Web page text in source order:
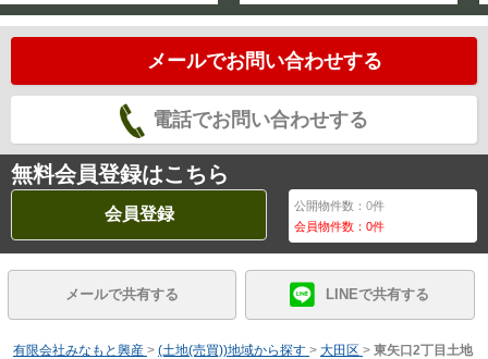
メールでお問い合わせする
電話でお問い合わせする
無料会員登録はこちら
会員登録 公開物件数：0件
会員物件数：0件
メールで共有する LINEで共有する
有限会社みなもと興産 > (土地(売買))地域から探す > 大田区 > 東矢口2丁目土地